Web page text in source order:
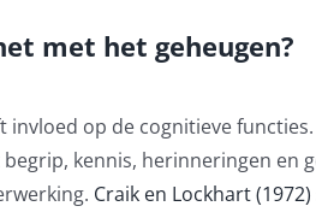
met het geheugen?
invloed op de cognitieve functies
kennis, herinneringen en
. Craik en Lockhart